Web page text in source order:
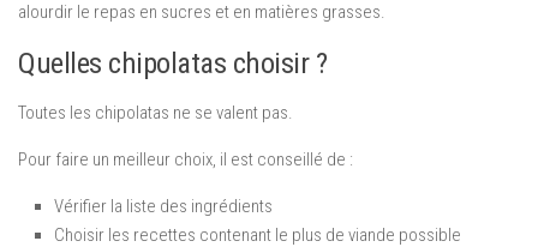
alourdir le repas en sucres et en matières grasses.
Quelles chipolatas choisir ?
Toutes les chipolatas ne se valent pas.
Pour faire un meilleur choix, il est conseillé de :
Vérifier la liste des ingrédients
Choisir les recettes contenant le plus de viande possible